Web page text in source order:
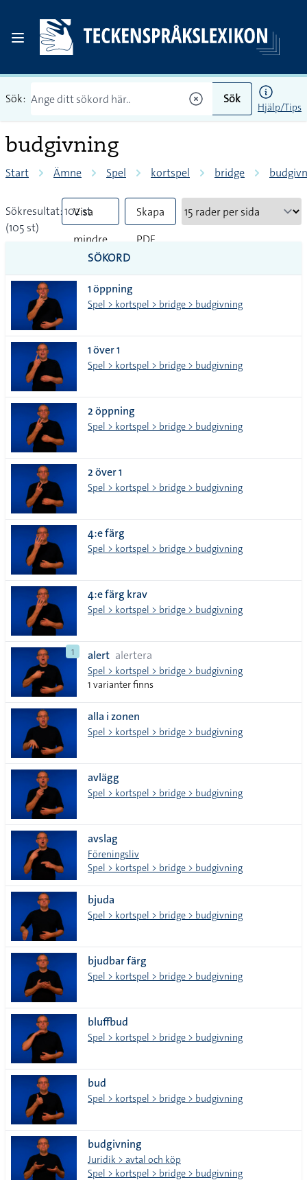
Sök: Sök
Hjälp/Tips
budgivning
Start Ämne Spel kortspel bridge
Sökresultat: 102 st
(105 st)
Visa
mindre
tecken
Skapa
PDF
SÖKORD
1 öppning
Spel > kortspel > bridge > budgivning
1 över 1
Spel > kortspel > bridge > budgivning
2 öppning
Spel > kortspel > bridge > budgivning
2 över 1
Spel > kortspel > bridge > budgivning
4:e färg
Spel > kortspel > bridge > budgivning
4:e färg krav
Spel > kortspel > bridge > budgivning
1 alert alertera
Spel > kortspel > bridge > budgivning
1 varianter finns
alla i zonen
Spel > kortspel > bridge > budgivning
avlägg
Spel > kortspel > bridge > budgivning
avslag
Föreningsliv
Spel > kortspel > bridge > budgivning
bjuda
Spel > kortspel > bridge > budgivning
bjudbar färg
Spel > kortspel > bridge > budgivning
bluffbud
Spel > kortspel > bridge > budgivning
bud
Spel > kortspel > bridge > budgivning
budgivning
Juridik > avtal och köp
Spel > kortspel > bridge > budgivning